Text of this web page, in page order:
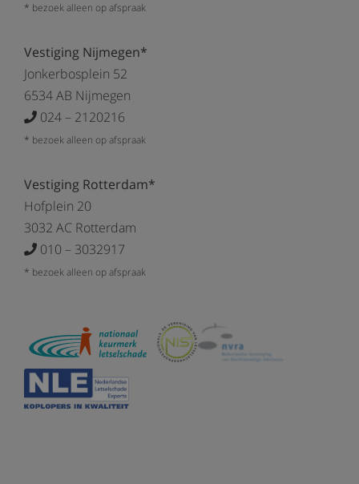
* bezoek alleen op afspraak
Vestiging Nijmegen*
Jonkerbosplein 52
6534 AB Nijmegen
024 – 2120216
* bezoek alleen op afspraak
Vestiging Rotterdam*
Hofplein 20
3032 AC Rotterdam
010 – 3032917
* bezoek alleen op afspraak